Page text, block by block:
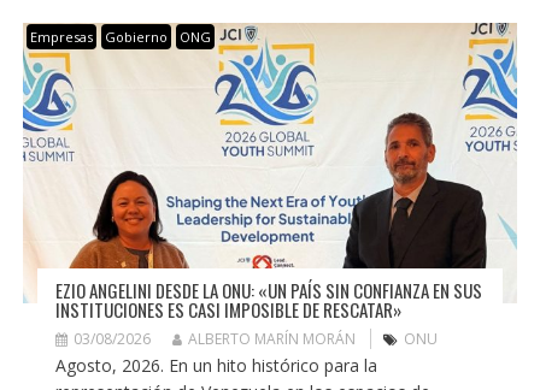
Empresas Gobierno ONG
EZIO ANGELINI DESDE LA ONU: «UN PAÍS SIN CONFIANZA EN SUS
INSTITUCIONES ES CASI IMPOSIBLE DE RESCATAR»
03/08/2026 ALBERTO MARÍN MORÁN ONU
Agosto, 2026. En un hito histórico para la